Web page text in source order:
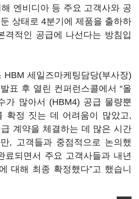
엔비디아 등 주요 고객사와 공
상태로 4분기에 제품을 출하하
격적인 공급에 나선다는 방침입
HBM 세일즈마케팅담당(부사장)
표 후 열린 컨퍼런스콜에서 “올
가 많아서 (HBM4) 공급 물량뿐
확정 짓는 데 어려움이 많았고,
계약을 체결하는 데 많은 시간
, 고객들과 중점적으로 논의했
료되면서 주요 고객사들과 내년
대해 최종 확정했다”고 했습니